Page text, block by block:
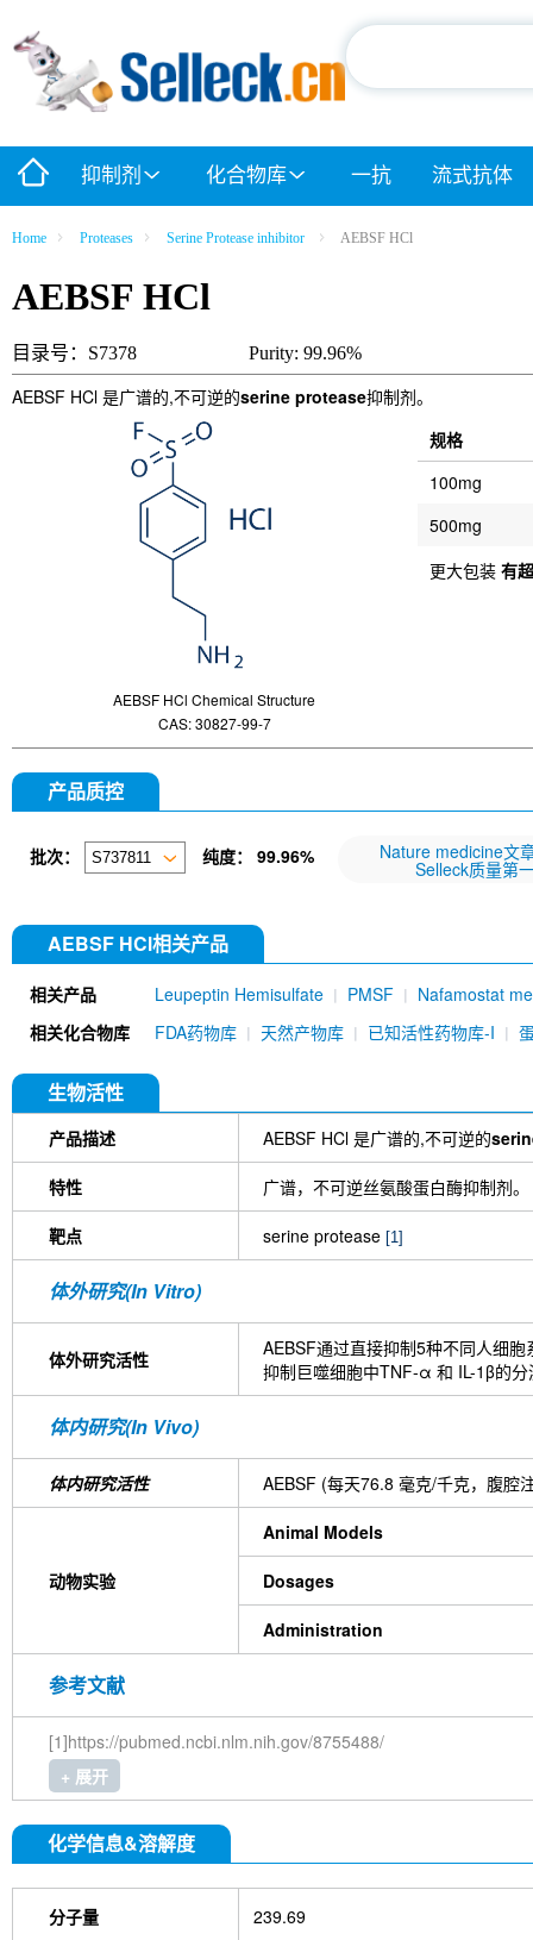
抑制剂 化合物库 一抗 流式抗体
Home Proteases Serine Protease inhibitor AEBSF HCl
AEBSF HCl
目录号：S7378 Purity: 99.96%
AEBSF HCl 是广谱的,不可逆的serine protease抑制剂。
AEBSF HCl Chemical Structure
CAS: 30827-99-7
规格
100mg
500mg
更大包装 有
产品质控
批次： 纯度： 99.96% Nature medicine文
Selleck质量第
AEBSF HCl相关产品
相关产品 Leupeptin Hemisulfate PMSF
Nafamostat
相关化合物库 FDA药物库 天然产物库 已知活性药物库-I
生物活性
产品描述 AEBSF HCl 是广谱的,不可逆的
特性 广谱，不可逆丝氨酸蛋白酶抑制剂。
靶点 serine protease [1]
体外研究(In Vitro)
体外研究活性
AEBSF通过直接抑制5种不同人细
抑制巨噬细胞中TNF-α 和 IL-1β的分
体内研究(In Vivo)
体内研究活性 AEBSF (每天76.8 毫克/千克，腹腔
动物实验
Animal Models
Dosages
Administration
参考文献
[1]https://pubmed.ncbi.nlm.nih.gov/8755488/
+ 展开
化学信息&溶解度
分子量 239.69